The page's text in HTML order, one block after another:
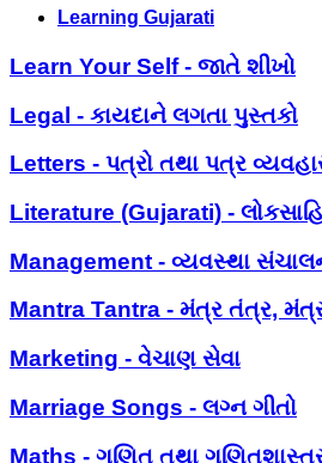
Learning Gujarati
Learn Your Self - જાતે શીખો
Legal - કાયદાને લગતા પુસ્તકો
Letters - પત્રો તથા પત્ર
Literature (Gujarati) -
Management - વ્યવસ્થા
Mantra Tantra - મંત્ર તંત્ર,
Marketing - વેચાણ સેવા
Marriage Songs - લગ્ન ગીતો
Maths - ગણિત તથા